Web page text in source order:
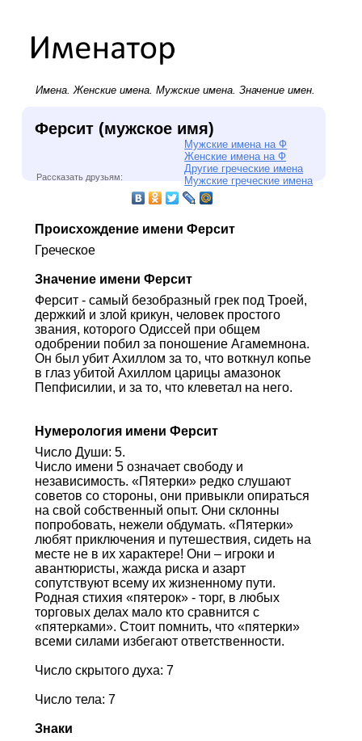
Имена.Женские имена. Мужские имена. Значение имен.
Ферсит (мужское имя)
Мужские имена на Ф
Женские имена на Ф
Другие греческие имена
Мужские греческие имена
Рассказать друзьям:
Происхождение имени Ферсит
Греческое
Значение имени Ферсит
Ферсит - самый безобразный грек под Троей,
держкий и злой крикун, человек простого
звания, которого Одиссей при общем
одобрении побил за поношение Агамемнона.
Он был убит Ахиллом за то, что воткнул копье
в глаз убитой Ахиллом царицы амазонок
Пепфисилии, и за то, что клеветал на него.
Нумерология имени Ферсит
Число Души: 5.
Число имени 5 означает свободу и
независимость. «Пятерки» редко слушают
советов со стороны, они привыкли опираться
на свой собственный опыт. Они склонны
попробовать, нежели обдумать. «Пятерки»
любят приключения и путешествия, сидеть на
месте не в их характере! Они – игроки и
авантюристы, жажда риска и азарт
сопутствуют всему их жизненному пути.
Родная стихия «пятерок» - торг, в любых
торговых делах мало кто сравнится с
«пятерками». Стоит помнить, что «пятерки»
всеми силами избегают ответственности.
Число скрытого духа: 7
Число тела: 7
Знаки